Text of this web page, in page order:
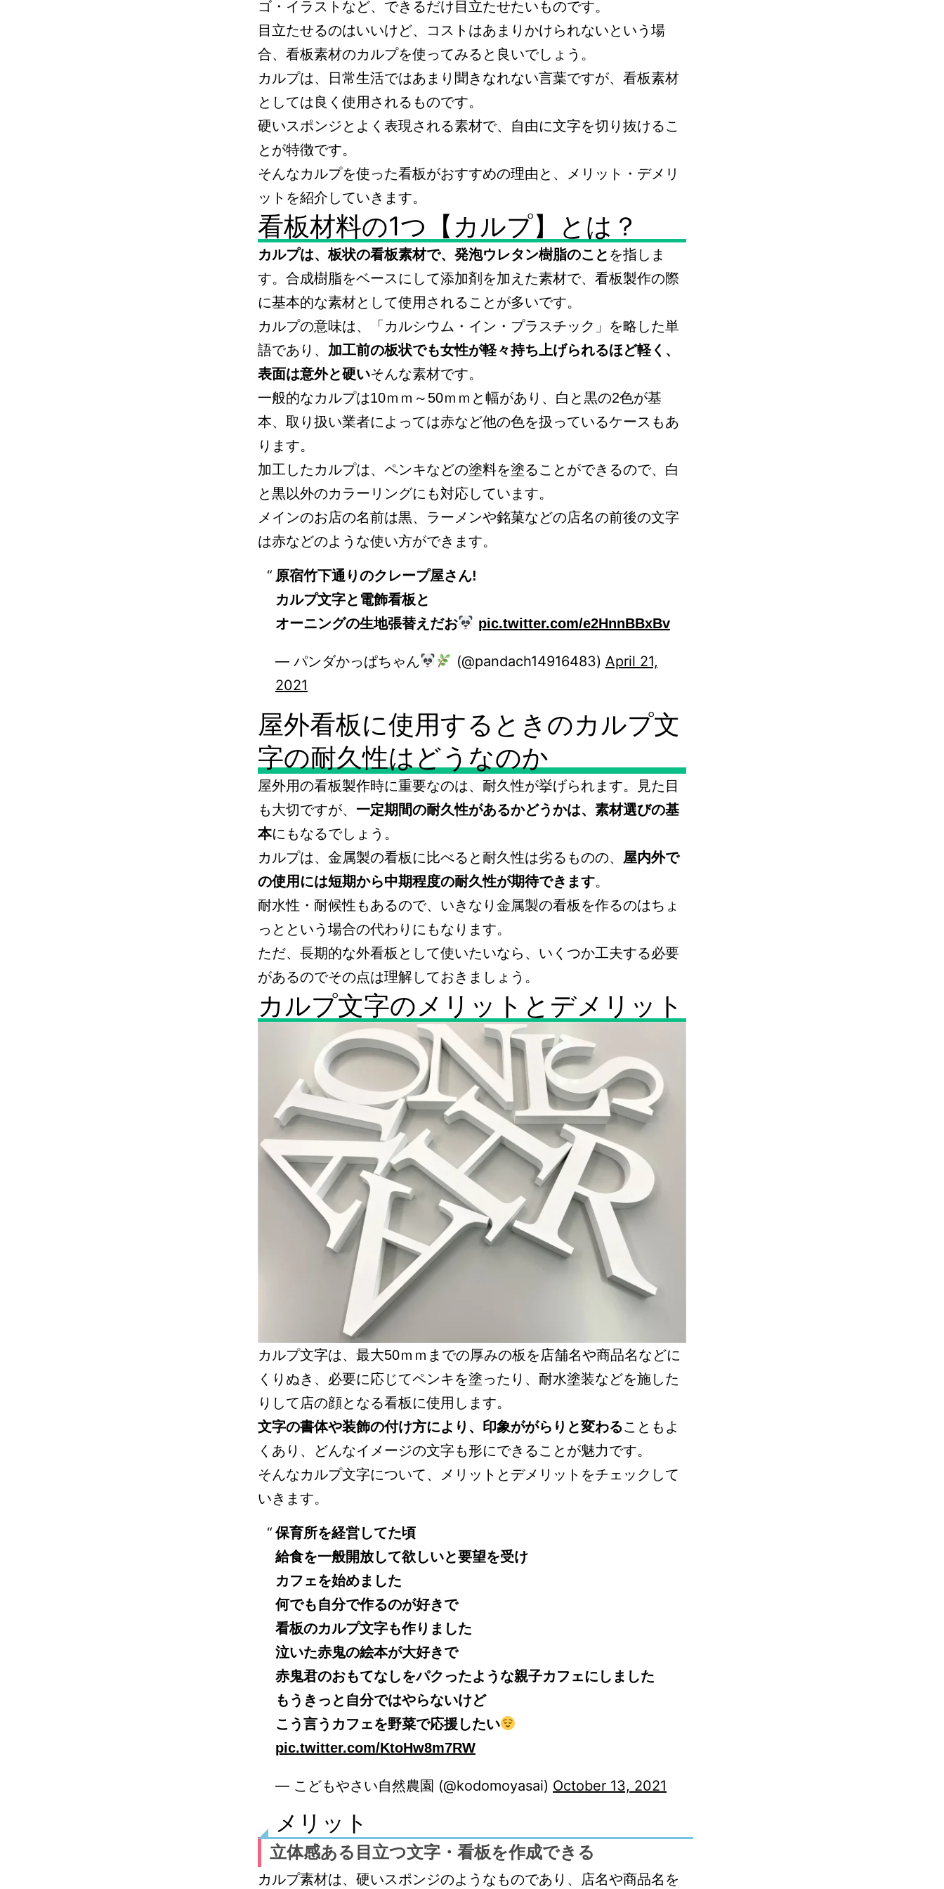
ゴ・イラストなど、できるだけ目立たせたいものです。
目立たせるのはいいけど、コストはあまりかけられないという場
合、看板素材のカルプを使ってみると良いでしょう。
カルプは、日常生活ではあまり聞きなれない言葉ですが、看板素材
としては良く使用されるものです。
硬いスポンジとよく表現される素材で、自由に文字を切り抜けるこ
とが特徴です。
そんなカルプを使った看板がおすすめの理由と、メリット・デメリ
ットを紹介していきます。
看板材料の1つ【カルプ】とは？
カルプは、板状の看板素材で、発泡ウレタン樹脂のこと を指しま
す。合成樹脂をベースにして添加剤を加えた素材で、看板製作の際
に基本的な素材として使用されることが多いです。
カルプの意味は、「カルシウム・イン・プラスチック」を略した単
語であり、 加工前の板状でも女性が軽々持ち上げられるほど軽く、
表面は意外と硬いそんな素材です。
一般的なカルプは10ｍｍ～50ｍｍと幅があり、白と黒の2色が基
本、取り扱い業者によっては赤など他の色を扱っているケースもあ
ります。
加工したカルプは、ペンキなどの塗料を塗ることができるので、白
と黒以外のカラーリングにも対応しています。
メインのお店の名前は黒、ラーメンや銘菓などの店名の前後の文字
は赤などのような使い方ができます。
原宿竹下通りのクレープ屋さん!
カルプ文字と電飾看板と
オーニングの生地張替えだお
pic.twitter.com/e2HnnBBxBv
— パンダかっぱちゃん (@pandach14916483) April 21,
2021
屋外看板に使用するときのカルプ文
字の耐久性はどうなのか
屋外用の看板製作時に重要なのは、耐久性が挙げられます。見た目
も大切ですが、 一定期間の耐久性があるかどうかは、素材選びの基
本にもなるでしょう。
カルプは、金属製の看板に比べると耐久性は劣るものの、 屋内外で
の使用には短期から中期程度の耐久性が期待できます。
耐水性・耐候性もあるので、いきなり金属製の看板を作るのはちょ
っとという場合の代わりにもなります。
ただ、長期的な外看板として使いたいなら、いくつか工夫する必要
があるのでその点は理解しておきましょう。
カルプ文字のメリットとデメリット
カルプ文字は、最大50ｍｍまでの厚みの板を店舗名や商品名などに
くりぬき、必要に応じてペンキを塗ったり、耐水塗装などを施した
りして店の顔となる看板に使用します。
文字の書体や装飾の付け方により、印象ががらりと変わることもよ
くあり、どんなイメージの文字も形にできることが魅力です。
そんなカルプ文字について、メリットとデメリットをチェックして
いきます。
保育所を経営してた頃
給食を一般開放して欲しいと要望を受け
カフェを始めました
何でも自分で作るのが好きで
看板のカルプ文字も作りました
泣いた赤鬼の絵本が大好きで
赤鬼君のおもてなしをパクったような親子カフェにしました
もうきっと自分ではやらないけど
こう言うカフェを野菜で応援したい
pic.twitter.com/KtoHw8m7RW
— こどもやさい自然農園 (@kodomoyasai) October 13, 2021
メリット
立体感ある目立つ文字・看板を作成できる
カルプ素材は、硬いスポンジのようなものであり、店名や商品名を